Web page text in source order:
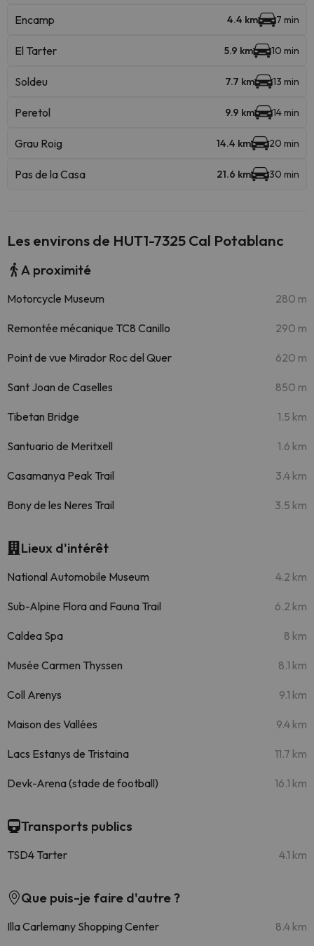
Encamp 4.4 km 7 min
El Tarter 5.9 km 10 min
Soldeu 7.7 km 13 min
Peretol 9.9 km 14 min
Grau Roig 14.4 km 20 min
Pas de la Casa 21.6 km 30 min
Les environs de HUT1-7325 Cal Potablanc
A proximité
Motorcycle Museum 280 m
Remontée mécanique TC8 Canillo 290 m
Point de vue Mirador Roc del Quer 620 m
Sant Joan de Caselles 850 m
Tibetan Bridge 1.5 km
Santuario de Meritxell 1.6 km
Casamanya Peak Trail 3.4 km
Bony de les Neres Trail 3.5 km
Lieux d'intérêt
National Automobile Museum 4.2 km
Sub-Alpine Flora and Fauna Trail 6.2 km
Caldea Spa 8 km
Musée Carmen Thyssen 8.1 km
Coll Arenys 9.1 km
Maison des Vallées 9.4 km
Lacs Estanys de Tristaina 11.7 km
Devk-Arena (stade de football) 16.1 km
Transports publics
TSD4 Tarter 4.1 km
Que puis-je faire d'autre ?
Illa Carlemany Shopping Center 8.4 km